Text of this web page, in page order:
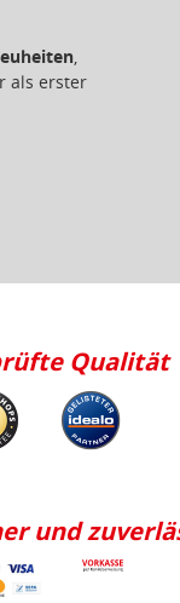
,
als erster
Qualität
und